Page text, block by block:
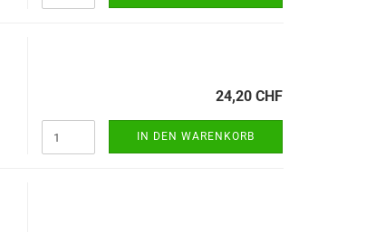
24,20 CHF
IN DEN WARENKORB